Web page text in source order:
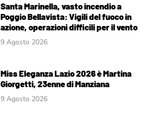
Santa Marinella, vasto incendio a
Poggio Bellavista: Vigili del fuoco in
azione, operazioni difficili per il vento
9 Agosto 2026
Miss Eleganza Lazio 2026 è Martina
Giorgetti, 23enne di Manziana
9 Agosto 2026